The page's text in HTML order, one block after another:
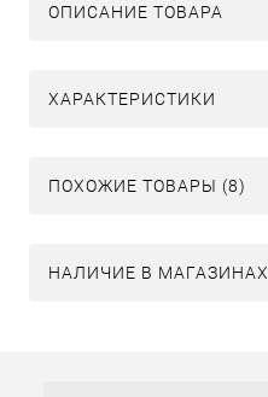
ОПИСАНИЕ ТОВАРА
ХАРАКТЕРИСТИКИ
ПОХОЖИЕ ТОВАРЫ (8)
НАЛИЧИЕ В МАГАЗИНАХ